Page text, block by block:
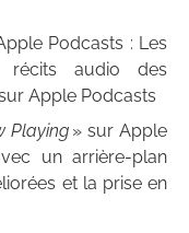
Podcasts : Les
récits audio des
Apple Podcasts
Playing» sur Apple
un arrière-plan
et la prise en